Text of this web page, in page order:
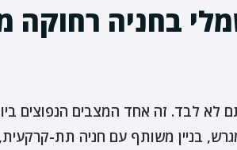
בחניה רחוקה
לבד. זה אחד המצבים הנפוצים
בניין משותף עם חניה תת-